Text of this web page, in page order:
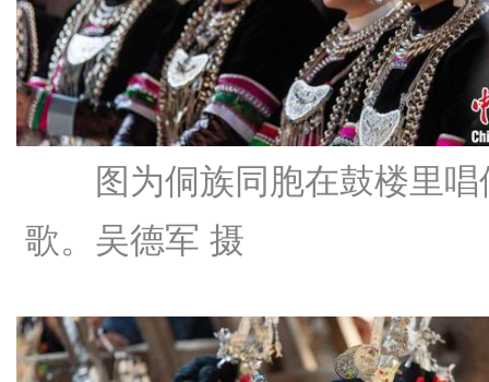
图为侗族同胞在鼓楼里唱
歌。吴德军 摄